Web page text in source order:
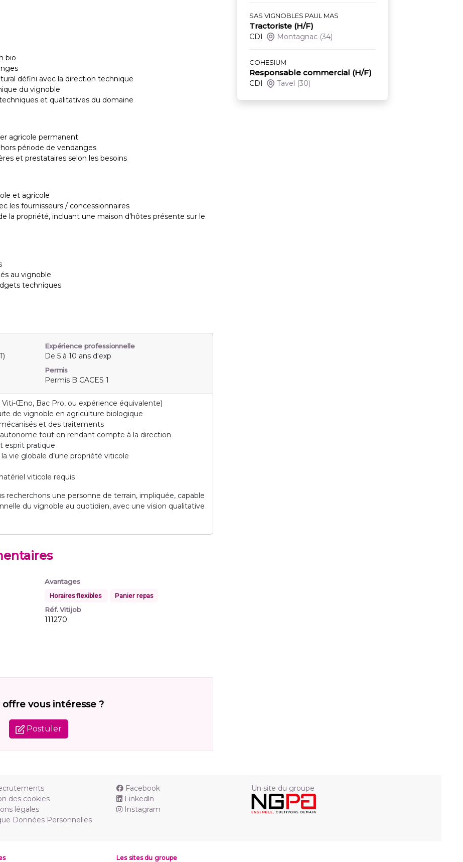
bio
défini avec la direction technique
du vignoble
et qualitatives du domaine
agricole permanent
période de vendanges
et prestataires selon les besoins
et agricole
les fournisseurs / concessionnaires
la propriété, incluant une maison d’hôtes présente sur le
au vignoble
techniques
Expérience professionnelle
De 5 à 10 ans d'exp
Permis
Permis B CACES 1
Œno, Bac Pro, ou expérience équivalente)
de vignoble en agriculture biologique
et des traitements
tout en rendant compte à la direction
esprit pratique
vie globale d’une propriété viticole
viticole requis
recherchons une personne de terrain, impliquée, capable
du vignoble au quotidien, avec une vision qualitative
Avantages
Horaires flexibles Panier repas
Réf. Vitijob
111270
vous intéresse ?
Postuler
SAS VIGNOBLES PAUL MAS
Tractoriste (H/F)
CDI Montagnac (34)
COHESIUM
Responsable commercial (H/F)
CDI Tavel (30)
des cookies
légales
Données Personnelles
Facebook
Linkedln
Instagram
Un site du groupe
Les sites du groupe